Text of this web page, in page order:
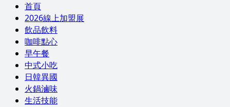
首頁
2026線上加盟展
飲品飲料
咖啡點心
早午餐
中式小吃
日韓異國
火鍋滷味
生活技能